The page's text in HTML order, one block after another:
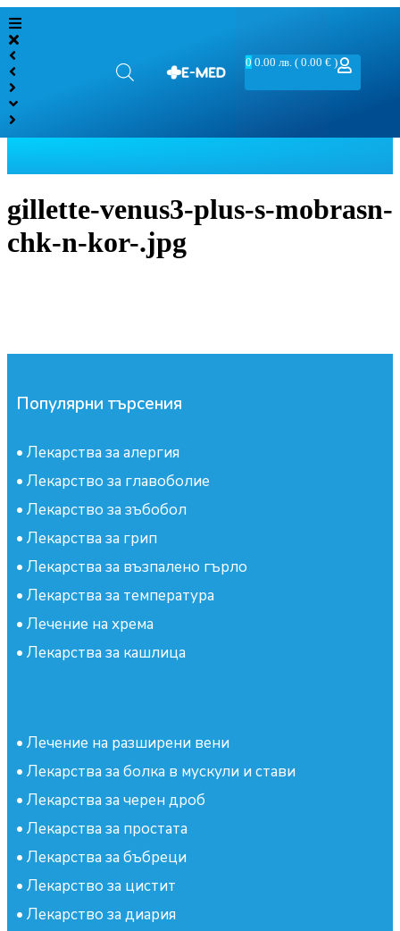
0 0.00лв. ( 0.00 € )
gillette-venus3-plus-s-mobrasn-
chk-n-kor-.jpg
Популярни търсения
• Лекарства за алергия
• Лекарство за главоболие
• Лекарство за зъбобол
• Лекарства за грип
• Лекарства за възпалено гърло
• Лекарства за температура
• Лечение на хрема
• Лекарства за кашлица
• Лечение на разширени вени
• Лекарства за болка в мускули и стави
• Лекарства за черен дроб
• Лекарства за простата
• Лекарства за бъбреци
• Лекарство за цистит
• Лекарство за диария